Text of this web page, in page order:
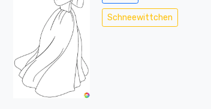
Schneewittchen